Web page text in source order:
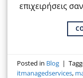
επιχειρήσεις
Posted in Blog |
itmanagedservices,